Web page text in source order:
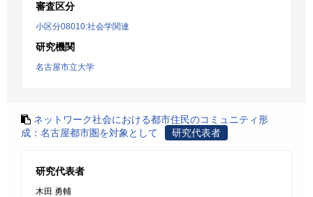
審査区分
小区分08010:社会学関連
研究機関
名古屋市立大学
ネットワーク社会における都市住民のコミュニティ形
成：名古屋都市圏を対象として
研究代表者
研究代表者
木田 勇輔